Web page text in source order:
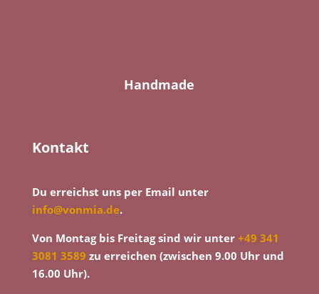
Handmade
Kontakt
Du erreichst uns per Email unter
info@vonmia.de.
Von Montag bis Freitag sind wir unter +49 341
3081 3589 zu erreichen (zwischen 9.00 Uhr und
16.00 Uhr).